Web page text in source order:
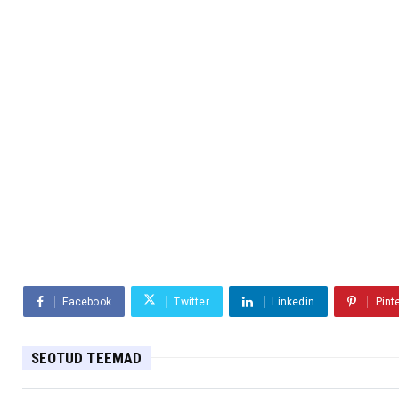
Facebook Twitter Linkedin
SEOTUD TEEMAD